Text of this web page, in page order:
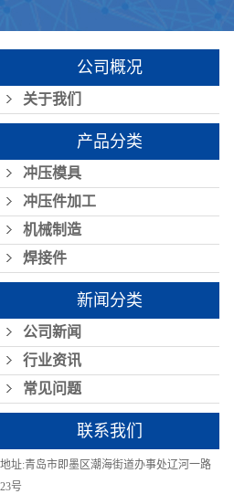
公司概况
关于我们
产品分类
冲压模具
冲压件加工
机械制造
焊接件
新闻分类
公司新闻
行业资讯
常见问题
联系我们
地址:青岛市即墨区潮海街道办事处辽河一路
23号